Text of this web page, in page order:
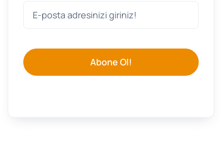
Abone Ol!